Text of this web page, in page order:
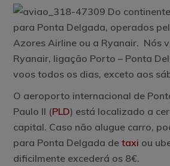
Do
para Ponta Delgada, operados
Azores Airline ou a Ryanair. Nós
Ryanair, ligação Porto – Ponta
voos todos os dias, exceto aos
O aeroporto internacional de
Paulo II (PLD) está localizado a
capital. Caso não alugue carro,
para Ponta Delgada detaxi ou
dificilmente excederá os 8€.